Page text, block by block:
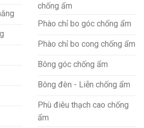
chống ẩm
Phào chỉ bo góc chống ẩm
Phào chỉ bo cong chống ẩm
Bông góc chống ẩm
Bông đèn - Liễn chống ẩm
Phù điêu thạch cao chống
ẩm